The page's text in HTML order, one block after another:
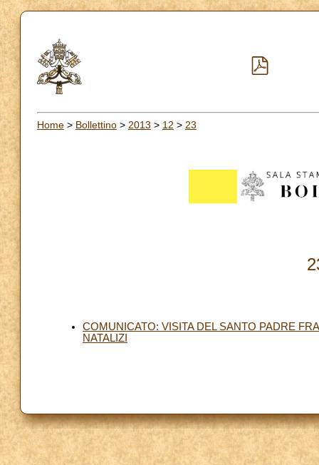
Home > Bollettino > 2013 > 12 > 23
COMUNICATO: VISITA DEL SANTO PADRE
NATALIZI